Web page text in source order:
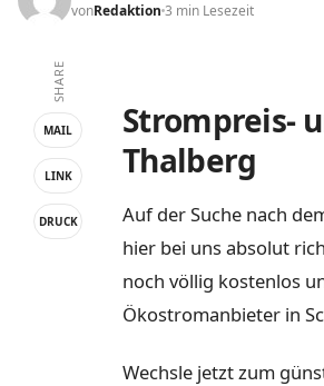
vonRedaktion 3 min Lesezeit
SHARE
MAIL
LINK
DRUCK
Strompreis-
Thalberg
Auf der Suche nach
hier bei uns absolut
noch völlig kostenlos
Ökostromanbieter in
Wechsle jetzt zum